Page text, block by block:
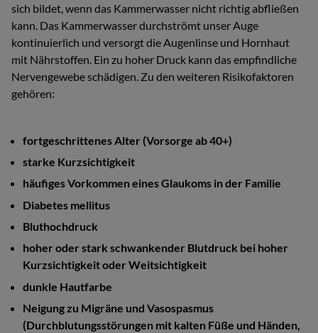
sich bildet, wenn das Kammerwasser nicht richtig abfließen
kann. Das Kammerwasser durchströmt unser Auge
kontinuierlich und versorgt die Augenlinse und Hornhaut
mit Nährstoffen. Ein zu hoher Druck kann das empfindliche
Nervengewebe schädigen. Zu den weiteren Risikofaktoren
gehören:
fortgeschrittenes Alter (Vorsorge ab 40+)
starke Kurzsichtigkeit
häufiges Vorkommen eines Glaukoms in der Familie
Diabetes mellitus
Bluthochdruck
hoher oder stark schwankender Blutdruck bei hoher
Kurzsichtigkeit oder Weitsichtigkeit
dunkle Hautfarbe
Neigung zu Migräne und Vasospasmus
(Durchblutungsstörungen mit kalten Füße und Händen,